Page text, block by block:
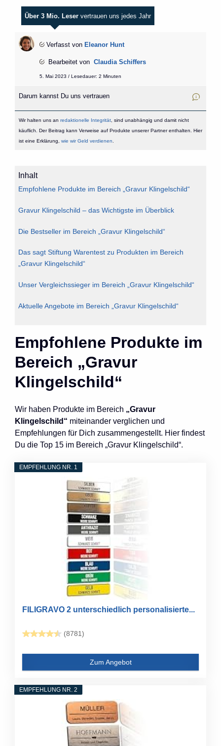
Über 3 Mio. Leser vertrauen uns jedes Jahr
Verfasst von Eleanor Hunt
Bearbeitet von Claudia Schiffers
5. Mai 2023 / Lesedauer: 2 Minuten
Darum kannst Du uns vertrauen
Wir halten uns an redaktionelle Integrität, sind unabhängig und damit nicht
käuflich. Der Beitrag kann Verweise auf Produkte unserer Partner enthalten. Hier
ist eine Erklärung, wie wir Geld verdienen
Inhalt
Empfohlene Produkte im Bereich „Gravur Klingelschild“
Gravur Klingelschild – das Wichtigste im Überblick
Die Bestseller im Bereich „Gravur Klingelschild“
Das sagt Stiftung Warentest zu Produkten im Bereich
„Gravur Klingelschild“
Unser Vergleichssieger im Bereich „Gravur Klingelschild“
Aktuelle Angebote im Bereich „Gravur Klingelschild“
Empfohlene Produkte im
Bereich „Gravur
Klingelschild“
Wir haben Produkte im Bereich „Gravur
Klingelschild“ miteinander verglichen und
Empfehlungen für Dich zusammengestellt. Hier findest
Du die Top 15 im Bereich „Gravur Klingelschild“.
EMPFEHLUNG NR. 1
FILIGRAVO 2 unterschiedlich personalisierte...
(8781)
Zum Angebot
EMPFEHLUNG NR. 2